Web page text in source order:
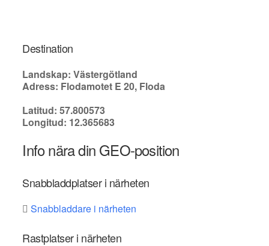
Destination
Landskap: Västergötland
Adress: Flodamotet E 20, Floda
Latitud: 57.800573
Longitud: 12.365683
Info nära din GEO-position
Snabbladdplatser i närheten
Snabbladdare i närheten
Rastplatser i närheten